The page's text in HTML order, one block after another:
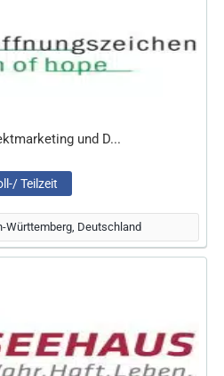
und D...
Teilzeit
Württemberg, Deutschland